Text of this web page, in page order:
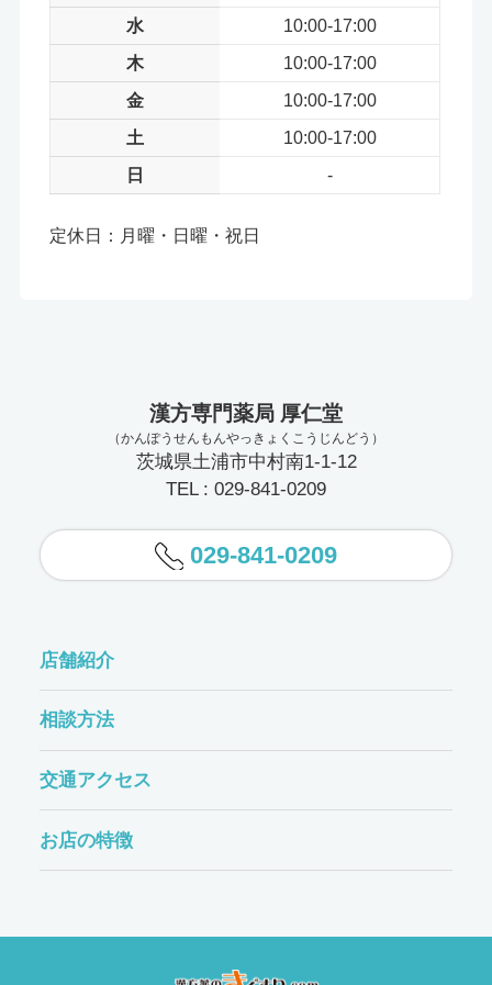
水
10:00-17:00
木
10:00-17:00
金
10:00-17:00
土
10:00-17:00
日
-
定休日：月曜・日曜・祝日
漢方専門薬局 厚仁堂
（かんぽうせんもんやっきょくこうじんどう）
茨城県土浦市中村南1-1-12
TEL : 029-841-0209
029-841-0209
店舗紹介
相談方法
交通アクセス
お店の特徴